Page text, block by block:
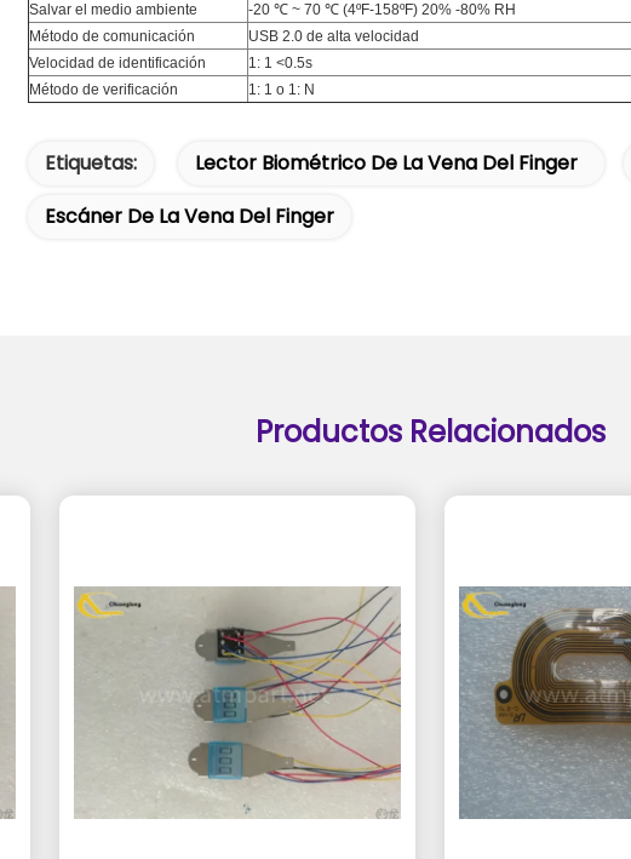
Salvar el medio ambiente
-20 ℃ ~ 70 ℃ (4ºF-158ºF) 20% -80% RH
Método de comunicación
USB 2.0 de alta velocidad
Velocidad de identificación
1: 1 <0.5s
Método de verificación
1: 1 o 1: N
Etiquetas: Lector Biométrico De La Vena Del Finger
Escáner De La Vena Del Finger
Productos Relacionados